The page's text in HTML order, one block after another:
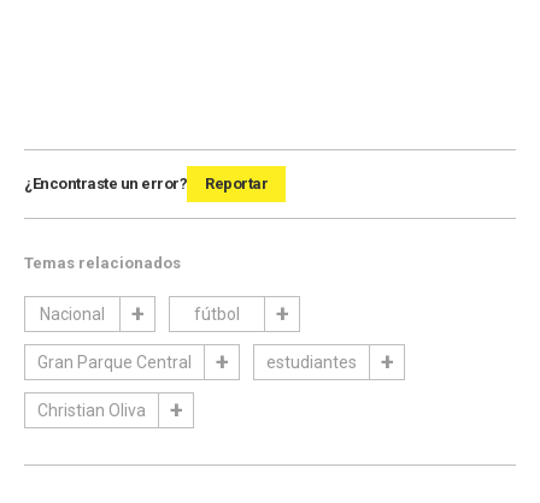
¿Encontraste un error? Reportar
Temas relacionados
Nacional fútbol
Gran Parque Central estudiantes
Christian Oliva